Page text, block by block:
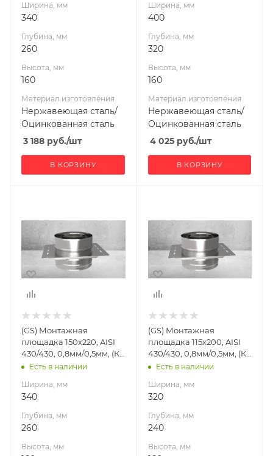
УМК
Ширина, мм
340
Глубина, мм
260
Высота, мм
160
Материал изготовления
Нержавеющая сталь/
Оцинкованная сталь
3 188 руб./шт
В КОРЗИНУ
УМК
Ширина, мм
400
Глубина, мм
320
Высота, мм
160
Материал изготовления
Нержавеющая сталь/
Оцинкованная сталь
4 025руб./шт
В КОРЗИНУ
Глубина, мм
260
Высота, мм
160
Материал
Нержавеющая
сталь
Производитель
Гефест-Сталь
Габариты В*Ш*Г мм
160*340*260 (ф 220
(GS) Монтажная
площадка 150х220, AISI
430/430, 0,8мм/0,5мм, (К),
(пл.260х340, AISI
Есть в наличии
Ширина, мм
340
Глубина, мм
260
Высота, мм
Глубина, мм
240
Высота, мм
160
Материал
Нержавеющая
сталь
Производитель
Гефест-Сталь
(GS) Монтажная
площадка 115х200, AISI
430/430, 0,8мм/0,5мм, (К),
(пл.240х320, AISI
Есть в наличии
Ширина, мм
320
Глубина, мм
240
Высота, мм